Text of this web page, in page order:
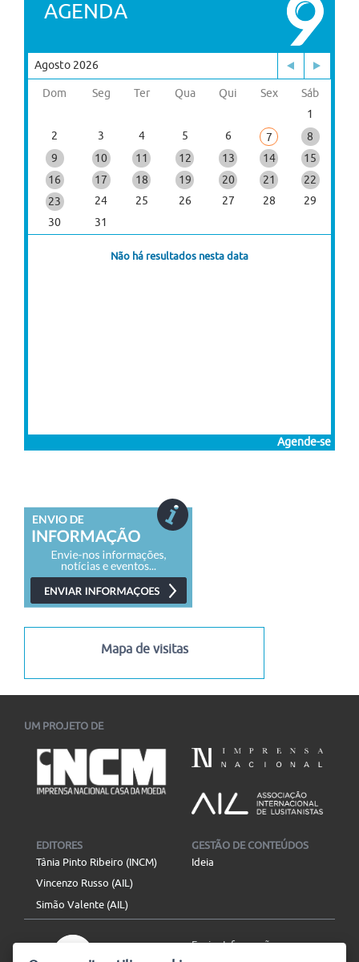
AGENDA
Agosto 2026
Dom Seg Ter Qua Qui Sex
Sáb
1
2
3 4 5 6 7
8
9
10 11 12 13 14
15
16
17 18 19 20 21
22
23
24 25 26 27 28
29
30
31
Não há resultados nesta data
Agende-se
Mapa de visitas
UM PROJETO DE
EDITORES
Tânia Pinto Ribeiro (INCM)
Vincenzo Russo (AIL)
Simão Valente (AIL)
GESTÃO DE CONTEÚDOS
Ideia
Enviar Informação